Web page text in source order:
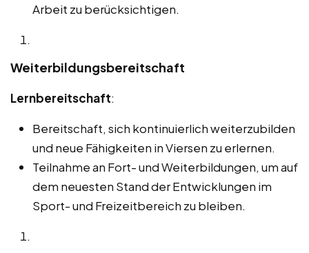
Arbeit zu berücksichtigen.
Weiterbildungsbereitschaft
Lernbereitschaft:
Bereitschaft, sich kontinuierlich weiterzubilden
und neue Fähigkeiten in Viersen zu erlernen.
Teilnahme an Fort- und Weiterbildungen, um auf
dem neuesten Stand der Entwicklungen im
Sport- und Freizeitbereich zu bleiben.